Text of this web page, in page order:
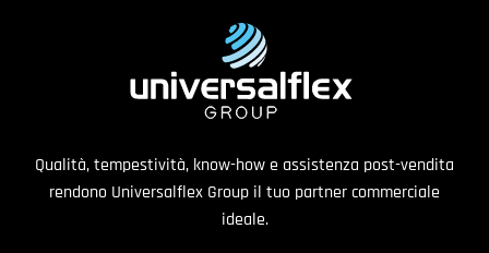
Qualità, tempestività, know-how e assistenza post-vendita
rendono Universalflex Group il tuo partner commerciale
ideale.